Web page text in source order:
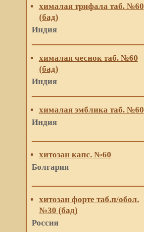
хималая трифала таб. №60
(бад)
Индия
хималая чеснок таб. №60
(бад)
Индия
хималая эмблика таб. №60
Индия
хитозан капс. №60
Болгария
хитозан форте таб.п/обол.
№30 (бад)
Россия